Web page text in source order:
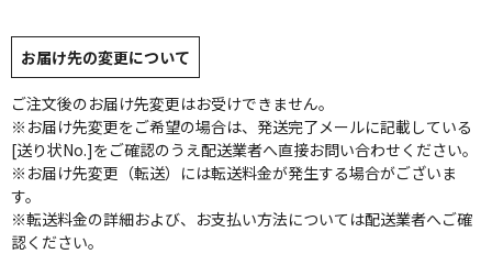
お届け先の変更について
ご注文後のお届け先変更はお受けできません。
※お届け先変更をご希望の場合は、発送完了メールに記載している
[送り状No.]をご確認のうえ配送業者へ直接お問い合わせください。
※お届け先変更（転送）には転送料金が発生する場合がございま
す。
※転送料金の詳細および、お支払い方法については配送業者へご確
認ください。